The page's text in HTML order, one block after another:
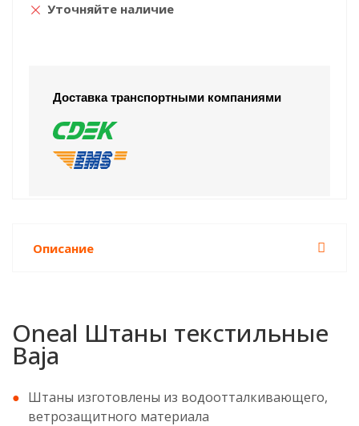
Уточняйте наличие
Доставка транспортными компаниями
Описание
Oneal Штаны текстильные
Baja
Штаны изготовлены из водоотталкивающего,
ветрозащитного материала